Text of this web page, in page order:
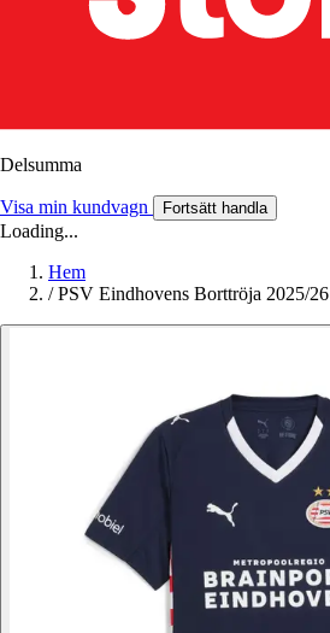
Delsumma
Visa min kundvagn Fortsätt handla
Loading...
Hem
/ PSV Eindhovens Borttröja 2025/26